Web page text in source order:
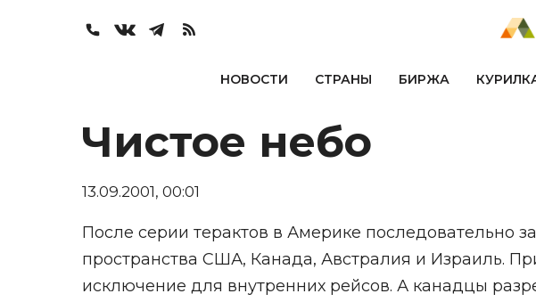
НОВОСТИ СТРАНЫ БИРЖА
Чистое небо
13.09.2001, 00:01
После серии терактов в Америке последовательно
пространства США, Канада, Австралия и Израиль.
исключение для внутренних рейсов. А канадцы